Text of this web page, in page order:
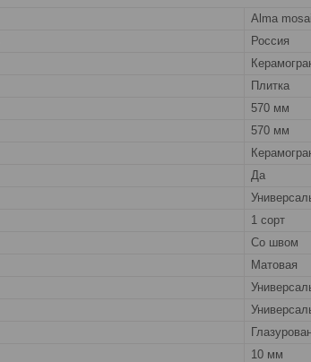
Alma
Россия
Плитка
570 мм
570 мм
Да
1 сорт
Со швом
Матовая
10 мм